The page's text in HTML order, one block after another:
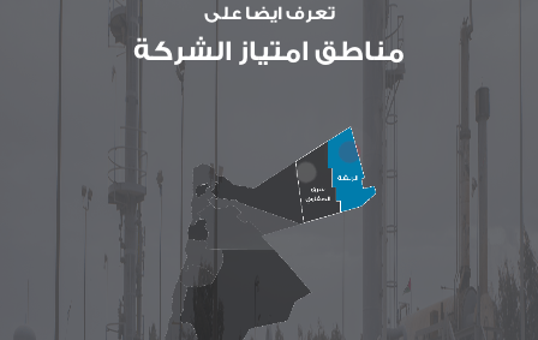
تعرف ايضا على
مناطق امتياز الشركة